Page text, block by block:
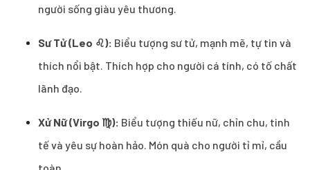
người sống giàu yêu thương.
Sư Tử (Leo ♌): Biểu tượng sư tử, mạnh mẽ, tự tin và
thích nổi bật. Thích hợp cho người cá tính, có tố chất
lãnh đạo.
Xử Nữ (Virgo ♍): Biểu tượng thiếu nữ, chỉn chu, tinh
tế và yêu sự hoàn hảo. Món quà cho người tỉ mỉ, cầu
toàn.